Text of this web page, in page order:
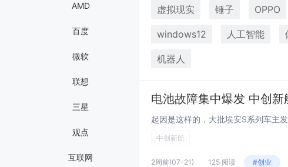
AMD
百度
微软
联想
三星
观点
互联网
虚拟现实 锤子 OPPO
windows12 人工智能
机器人
电池故障集中爆发 中创新
中创新航
2周前(07-21) 125 阅读 #创业